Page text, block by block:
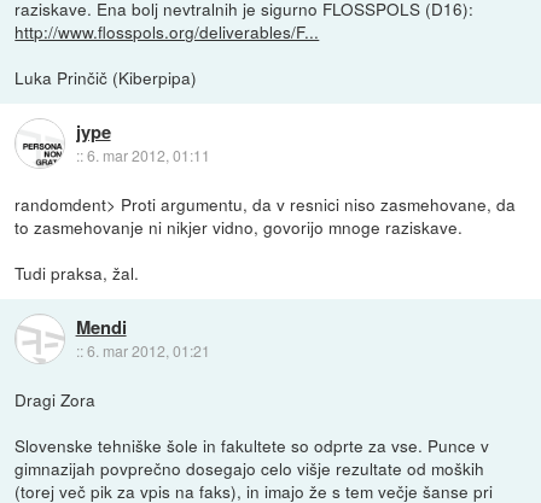
raziskave. Ena bolj nevtralnih je sigurno FLOSSPOLS (D16):
http://www.flosspols.org/deliverables/F...
Luka Prinčič (Kiberpipa)
jype
::6. mar 2012, 01:11
randomdent> Proti argumentu, da v resnici niso zasmehovane, da
to zasmehovanje ni nikjer vidno, govorijo mnoge raziskave.
Tudi praksa, žal.
Mendi
::6. mar 2012, 01:21
Dragi Zora
Slovenske tehniške šole in fakultete so odprte za vse. Punce v
gimnazijah povprečno dosegajo celo višje rezultate od moških
(torej več pik za vpis na faks), in imajo že s tem večje šanse pri